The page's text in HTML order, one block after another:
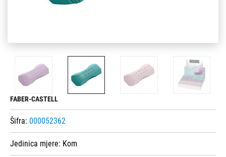
FABER-CASTELL
Šifra: 000052362
Jedinica mjere: Kom